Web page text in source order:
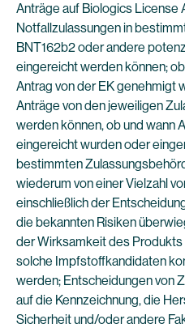
Anträge auf Biologics License
Notfallzulassungen in
BNT162b2 oder andere
eingereicht werden können;
Antrag von der EK genehmigt
Anträge von den jeweiligen
werden können, ob und wann
eingereicht wurden oder
bestimmten
wiederum von einer Vielzahl
einschließlich der
die bekannten Risiken
der Wirksamkeit des
solche Impfstoffkandidaten
werden; Entscheidungen von
auf die Kennzeichnung, die
Sicherheit und/oder andere